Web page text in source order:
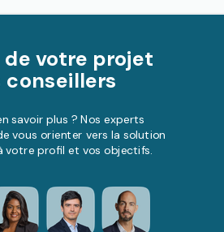
de votre projet
conseillers
savoir plus ? Nos experts
vous orienter vers la solution
votre profil et vos objectifs.